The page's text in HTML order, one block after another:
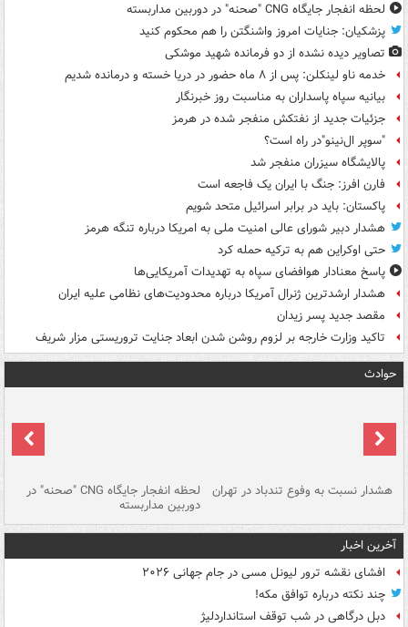
لحظه انفجار جایگاه CNG "صحنه" در دوربین مداربسته
پزشکیان: جنایات امروز واشنگتن را هم محکوم کنید
تصاویر دیده‌ نشده از دو فرمانده شهید موشکی
خدمه ناو لینکلن: پس از ۸ ماه حضور در دریا خسته و درمانده‌ شدیم
بیانیه سپاه پاسداران به مناسبت روز خبرنگار
جزئیات جدید از نفتکش منفجر شده در هرمز
"سوپر ال‌نینو"در راه است؟
پالایشگاه سیزران منفجر شد
فارن افرز: جنگ با ایران یک فاجعه است
پاکستان: باید در برابر اسرائیل متحد شویم
هشدار دبیر شورای عالی امنیت ملی به امریکا درباره تنگه هرمز
حتی اوکراین هم به ترکیه حمله کرد
پاسخ معنادار هوافضای سپاه به تهدیدات آمریکایی‌ها
هشدار ارشدترین ژنرال آمریکا درباره محدودیت‌های نظامی علیه ایران
مقصد جدید پسر زیدان
تاکید وزارت خارجه بر لزوم روشن شدن ابعاد جنایت تروریستی مزار شریف
حوادث
هشدار نسبت به وفوع تندباد در تهران لحظه انفجار جایگاه CNG "صحنه" در
دوربین مداربسته
آخرین اخبار
افشای نقشه ترور لیونل مسی در جام جهانی ۲۰۲۶
چند نکته درباره توافق مکه!
دبل درگاهی در شب توقف استانداردلیژ